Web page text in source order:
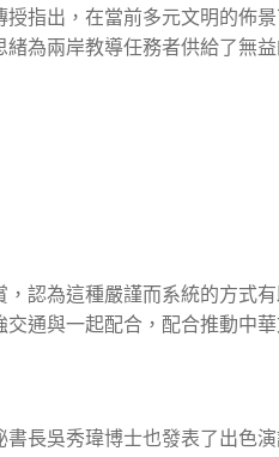
指出，在當前多元文明的佈
為兩岸教導任務者供給了無益
認為這種嚴謹而系統的方式
通與一起配合，配合推動中
長吳秀瑋博士也發表了出色